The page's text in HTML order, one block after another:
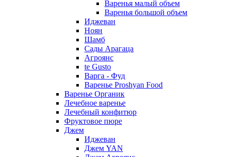
Варенья малый объем
Варенья большой объем
Иджеван
Ноян
Шамб
Сады Арагаца
Агроянс
te Gusto
Варга - Фуд
Варенье Proshyan Food
Варенье Органик
Лечебное варенье
Лечебный конфитюр
Фруктовое пюре
Джем
Иджеван
Джем YAN